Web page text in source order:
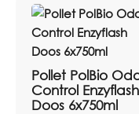
Pollet PolBio
Control Enzyflash
Doos 6x750ml